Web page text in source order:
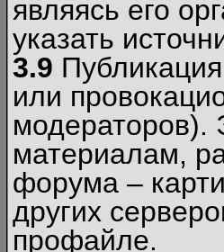
являясь его
указать
3.9
или
модераторов).
материалам,
форума –
других
профайле.